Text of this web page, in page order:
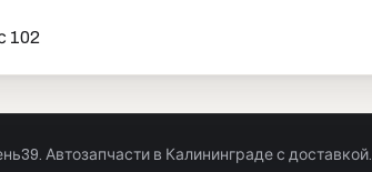
102
Автозапчасти в Калининграде с доставкой.